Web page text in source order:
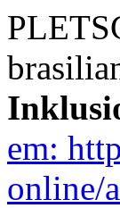
em:
online/